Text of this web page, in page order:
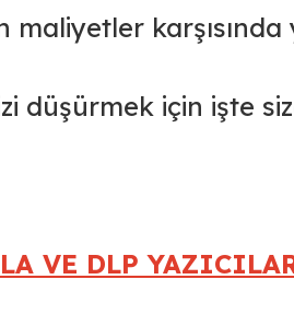
maliyetler
düşürmek için işte
VE DLP